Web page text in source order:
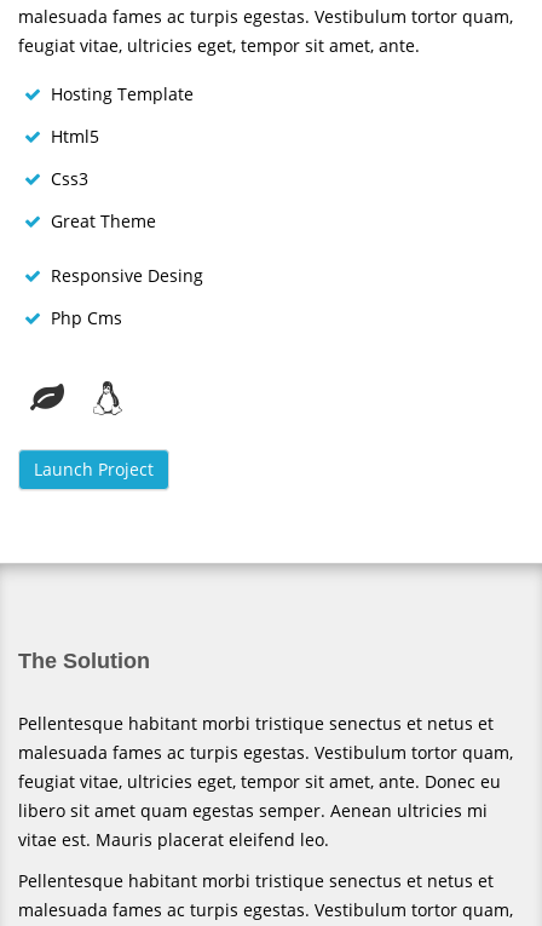
malesuada fames ac turpis egestas. Vestibulum tortor quam,
feugiat vitae, ultricies eget, tempor sit amet, ante.
Hosting Template
Html5
Css3
Great Theme
Responsive Desing
Php Cms
Launch Project
The Solution
Pellentesque habitant morbi tristique senectus et netus et
malesuada fames ac turpis egestas. Vestibulum tortor quam,
feugiat vitae, ultricies eget, tempor sit amet, ante. Donec eu
libero sit amet quam egestas semper. Aenean ultricies mi
vitae est. Mauris placerat eleifend leo.
Pellentesque habitant morbi tristique senectus et netus et
malesuada fames ac turpis egestas. Vestibulum tortor quam,